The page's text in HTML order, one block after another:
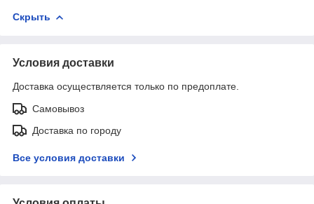
Скрыть
Условия доставки
Доставка осуществляется только по предоплате.
Самовывоз
Доставка по городу
Все условия доставки